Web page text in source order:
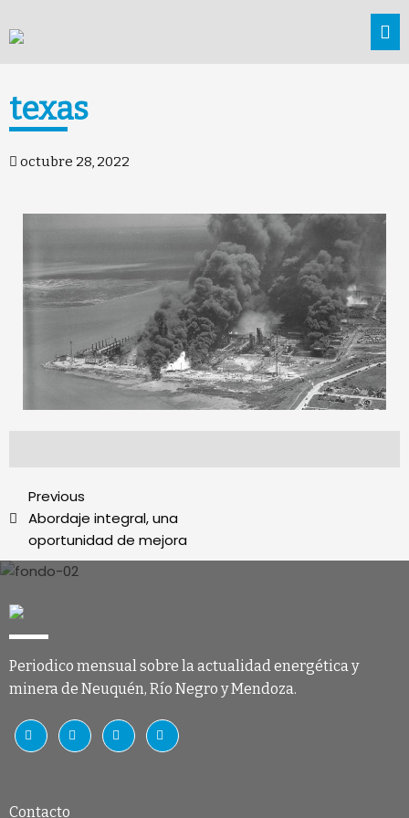
texas
octubre 28, 2022
Previous
Abordaje integral, una
oportunidad de mejora
Periodico mensual sobre la actualidad energética y
minera de Neuquén, Río Negro y Mendoza.
Contacto